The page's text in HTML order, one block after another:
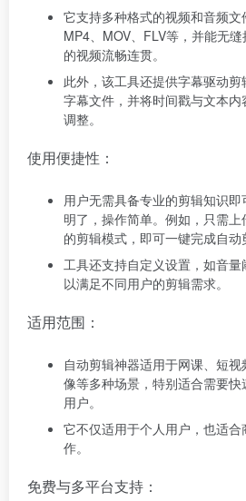
它支持多种格式的视频和音频
MP4、MOV、FLV等，并能无
的视频流畅连贯。
此外，该工具还提供字幕驱动
字幕文件，并将时间戳与文本
调整。
使用便捷性：
用户无需具备专业的剪辑知识
明了，操作简单。例如，只需
的剪辑模式，即可一键完成自动
工具还支持自定义设置，如音量
以满足不同用户的剪辑需求。
适用范围：
自动剪辑神器适用于网课、短
像等多种场景，特别适合需要
用户。
它不仅适用于个人用户，也适
作。
免费与多平台支持：